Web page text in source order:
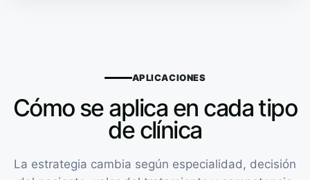
APLICACIONES
Cómo se aplica en cada tipo
de clínica
La estrategia cambia según especialidad, decisión